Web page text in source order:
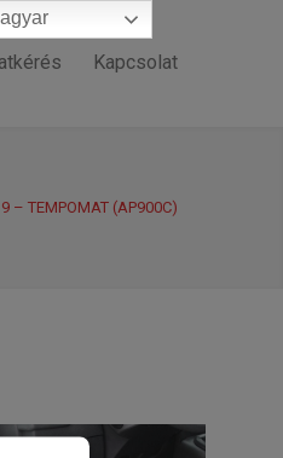
Kapcsolat
– TEMPOMAT (AP900C)